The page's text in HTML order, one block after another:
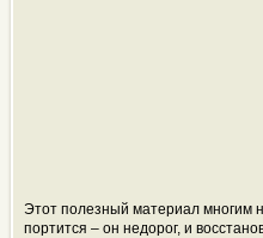
Этот полезный материал многим
портится – он недорог, и